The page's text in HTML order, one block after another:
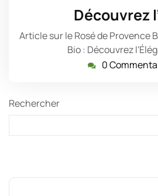
2025
Découvrez
Article sur le Rosé de Provence
Bio : Découvrez
0
Rechercher